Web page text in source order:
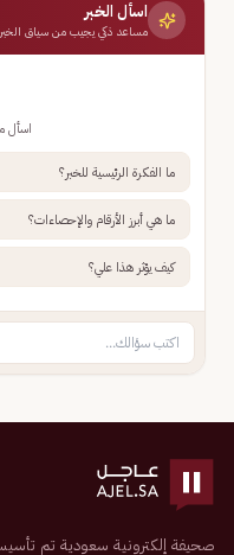
اسأل الخبر
مساعد ذكي يجيب من سياق
اسأل
ما الفكرة الرئيسية للخبر؟
ما هي أبرز الأرقام والإحصاءات؟
كيف يؤثر هذا علي؟